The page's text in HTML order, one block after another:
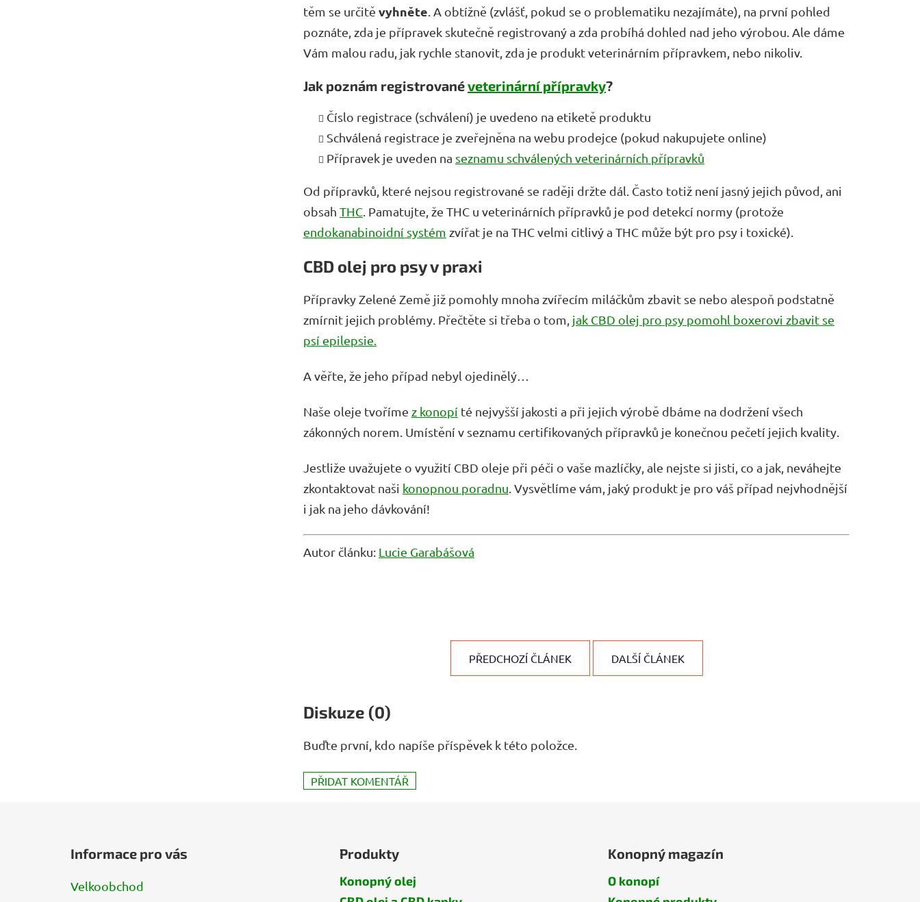
těm se určitě vyhněte. A obtížně (zvlášť, pokud se o problematiku nezajímáte), na první pohled
poznáte, zda je přípravek skutečně registrovaný a zda probíhá dohled nad jeho výrobou. Ale dáme
Vám malou radu, jak rychle stanovit, zda je produkt veterinárním přípravkem, nebo nikoliv.
Jak poznám registrovanéveterinární přípravky?
Číslo registrace (schválení) je uvedeno na etiketě produktu
Schválená registrace je zveřejněna na webu prodejce (pokud nakupujete online)
Přípravek je uveden na seznamu schválených veterinárních přípravků
Od přípravků, které nejsou registrované se raději držte dál. Často totiž není jasný jejich původ, ani
obsah THC. Pamatujte, že THC u veterinárních přípravků je pod detekcí normy (protože
endokanabinoidní systém zvířat je na THC velmi citlivý a THC může být pro psy i toxické).
CBD olej pro psy v praxi
Přípravky Zelené Země již pomohly mnoha zvířecím miláčkům zbavit se nebo alespoň podstatně
zmírnit jejich problémy. Přečtěte si třeba o tom, jak CBD olej pro psy pomohl boxerovi zbavit se
psí epilepsie.
A věřte, že jeho případ nebyl ojedinělý…
Naše oleje tvoříme z konopí té nejvyšší jakosti a při jejich výrobě dbáme na dodržení všech
zákonných norem. Umístění v seznamu certifikovaných přípravků je konečnou pečetí jejich kvality.
Jestliže uvažujete o využití CBD oleje při péči o vaše mazlíčky, ale nejste si jisti, co a jak, neváhejte
zkontaktovat naši konopnou poradnu. Vysvětlíme vám, jaký produkt je pro váš případ nejvhodnější
i jak na jeho dávkování!
Autor článku: Lucie Garabášová
PŘEDCHOZÍ ČLÁNEK DALŠÍ ČLÁNEK
Diskuze (0)
Buďte první, kdo napíše příspěvek k této položce.
PŘIDAT KOMENTÁŘ
Informace pro vás
Velkoobchod
Produkty
Konopný olej
Konopný magazín
O konopí